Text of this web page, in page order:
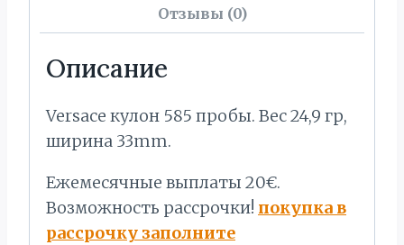
Отзывы (0)
Описание
Versace кулон 585 пробы. Bес 24,9 гр,
ширина 33mm.
Ежемесячные выплаты 20€.
Bозможность рассрочки! покупка в
рассрочку заполните